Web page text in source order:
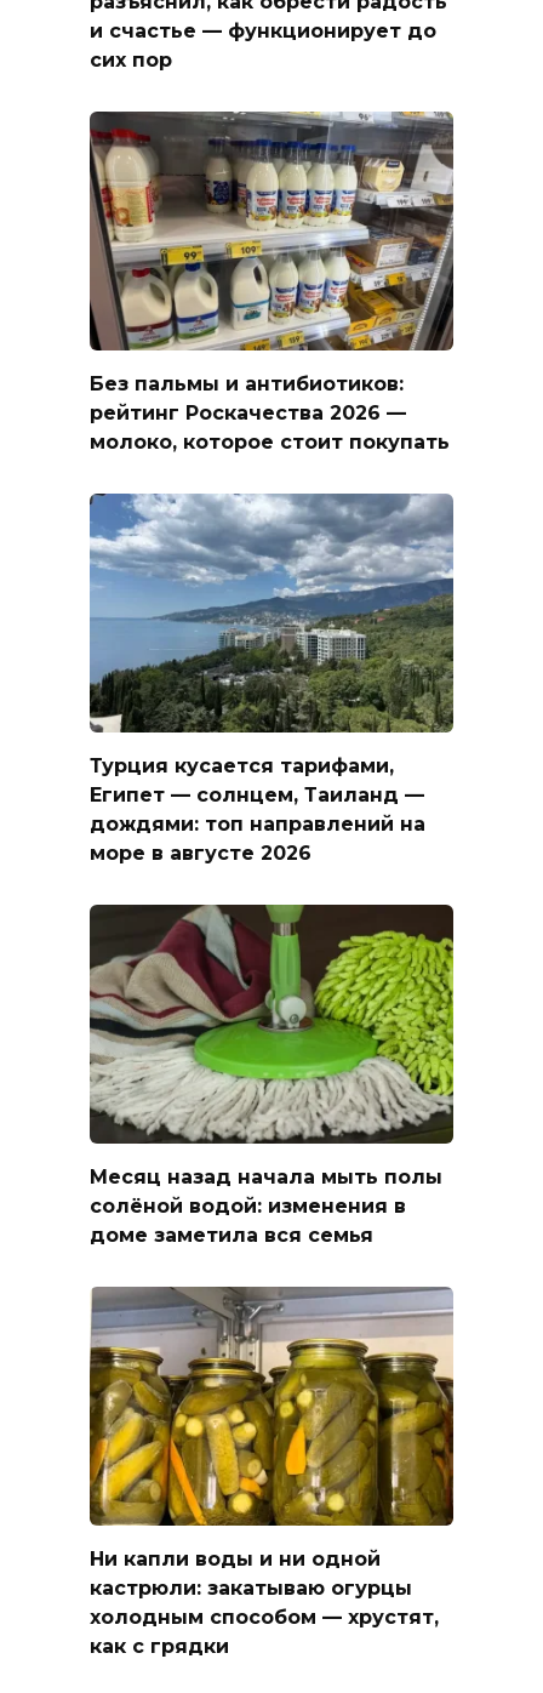
и счастье — функционирует до
сих пор
Без пальмы и антибиотиков:
рейтинг Роскачества 2026 —
молоко, которое стоит покупать
Турция кусается тарифами,
Египет — солнцем, Таиланд —
дождями: топ направлений на
море в августе 2026
Месяц назад начала мыть полы
солёной водой: изменения в
доме заметила вся семья
Ни капли воды и ни одной
кастрюли: закатываю огурцы
холодным способом — хрустят,
как с грядки